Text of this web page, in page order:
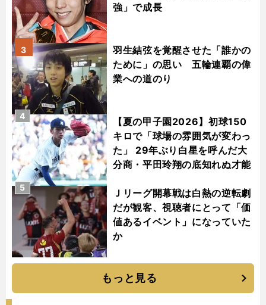
強」で成長
羽生結弦を覚醒させた「誰かの
ために」の思い 五輪連覇の偉
業への道のり
3
【夏の甲子園2026】初球150
キロで「球場の雰囲気が変わっ
た」 29年ぶり白星を呼んだ大
分商・平田玲翔の底知れぬ才能
4
Ｊリーグ開幕戦は白熱の逆転劇
だが観客、視聴者にとって「価
値あるイベント」になっていた
か
5
もっと見る